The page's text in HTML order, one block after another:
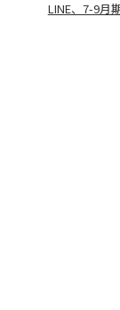
LINE、7-9月